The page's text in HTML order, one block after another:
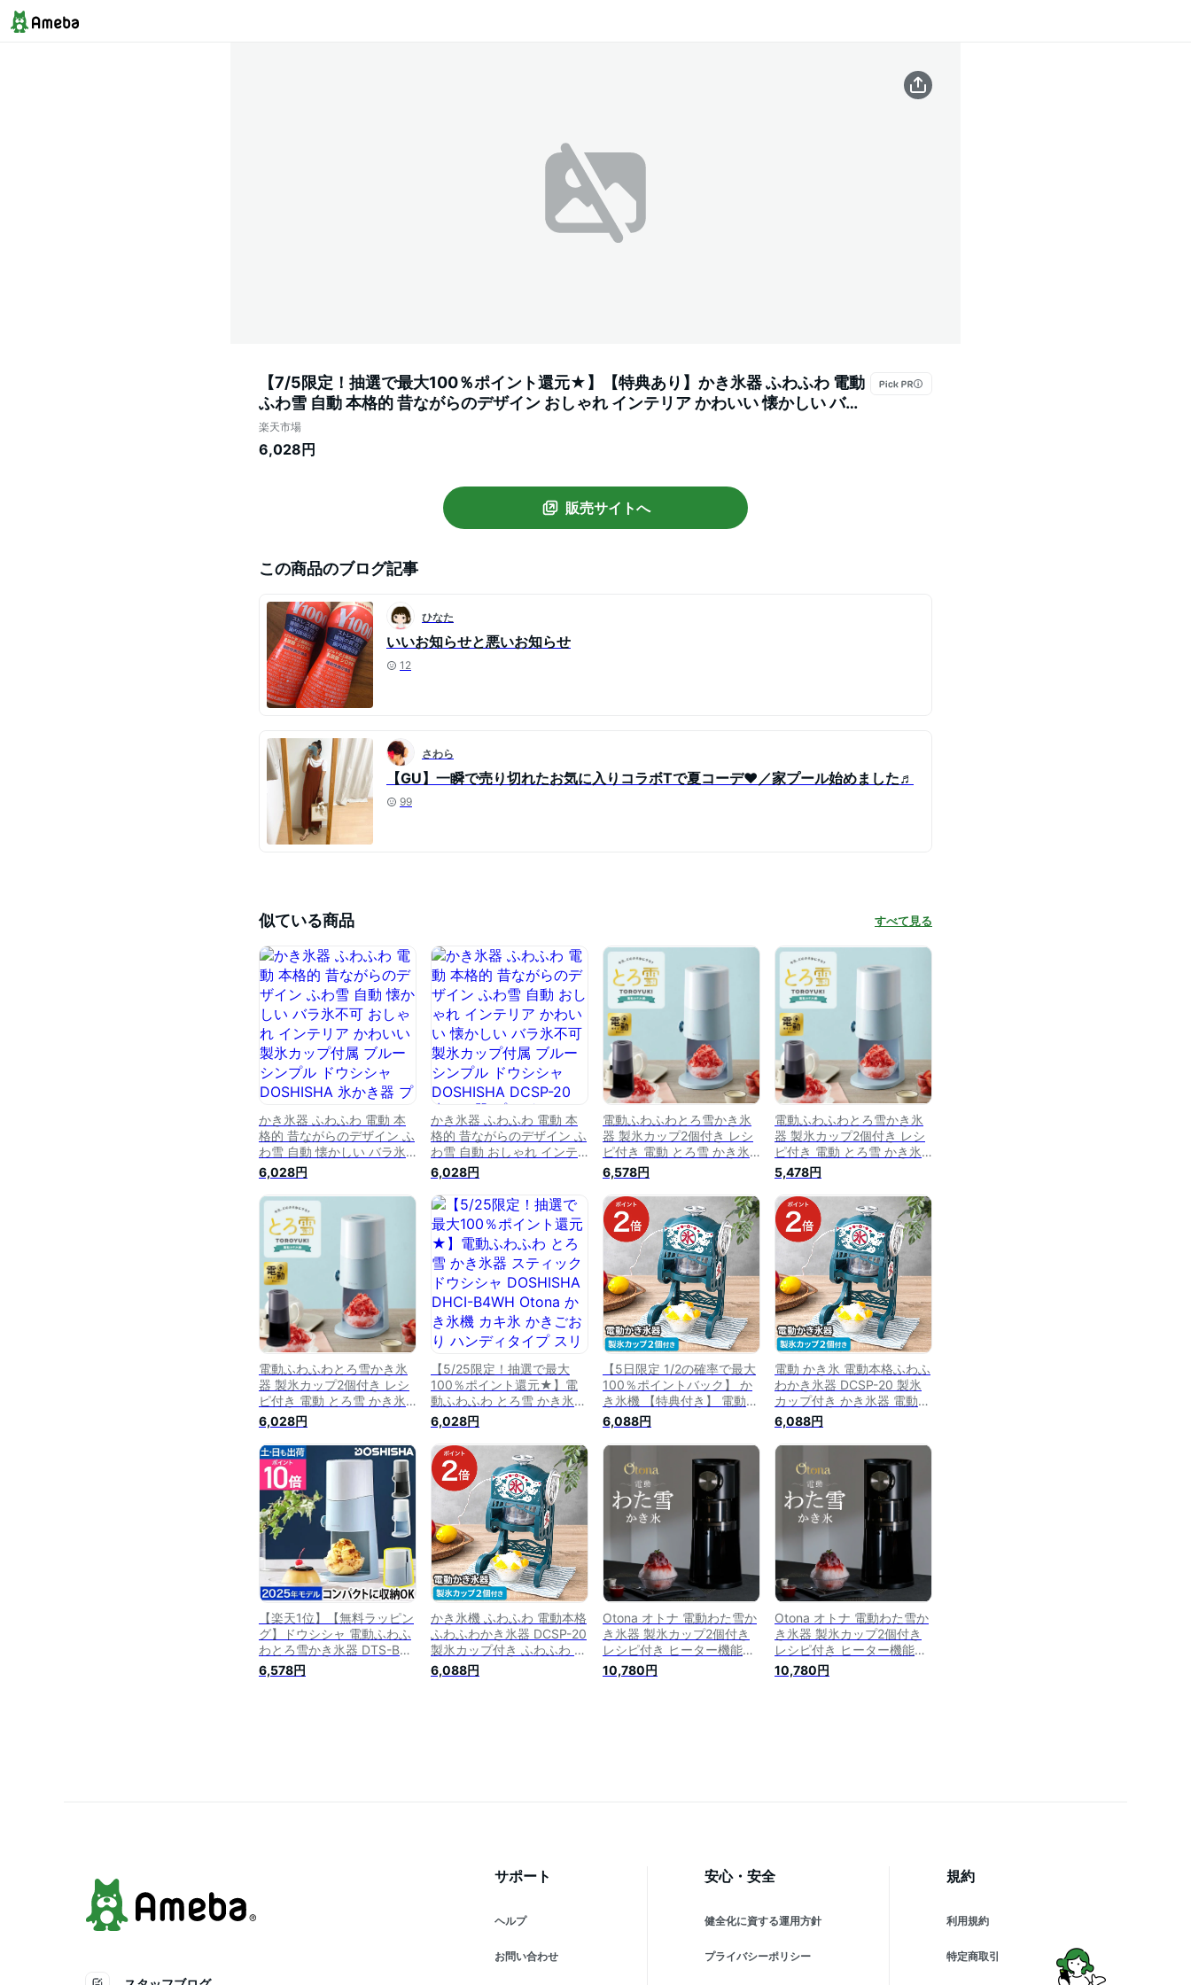
【7/5限定！抽選で最大100％ポイント還元★】【特典あり】かき氷器 ふわふわ 電動
ふわ雪 自動 本格的 昔ながらのデザイン おしゃれ インテリア かわいい 懐かしい バラ
氷不可 製氷カップ付属 ブルー シンプル ドウシシャ DOSHISHA 氷かき器 プレゼント
おうちじかん 自宅 ス
楽天市場
6,028円
販売サイトへ
この商品のブログ記事
ひなた
いいお知らせと悪いお知らせ
12
さわら
【GU】一瞬で売り切れたお気に入りコラボTで夏コーデ❤︎／家プール始めました♬
99
似ている商品 すべて見る
かき氷器 ふわふわ 電動 本
格的 昔ながらのデザイン ふ
わ雪 自動 懐かしい バラ氷
不可 おしゃれ インテリア
かわいい 製氷カップ付属 ブ
ルー シンプル ドウシシャ
DOSHISHA 氷かき器 プレゼ
ント おうちじかん 自宅 ス
イーツ お菓子作りデザート
子供と一緒 夏休み
6,028円
かき氷器 ふわふわ 電動 本
格的 昔ながらのデザイン ふ
わ雪 自動 おしゃれ インテ
リア かわいい 懐かしい バ
ラ氷不可 製氷カップ付属 ブ
ルー シンプル ドウシシャ
DOSHISHA DCSP-20 氷か
き器 プレゼント おうちじか
ん 自宅 スイーツ お菓子作
りデザート 子供と一緒 夏休
み
6,028円
電動ふわふわとろ雪かき氷
器 製氷カップ2個付き レシ
ピ付き 電動 とろ雪 かき氷
器 かき氷機 氷かき器 ブラ
ック ブルー DTS-B5 ドウシ
シャ DOSHISHA【送料無
料】
6,578円
電動ふわふわとろ雪かき氷
器 製氷カップ2個付き レシ
ピ付き 電動 とろ雪 かき氷
器 かき氷機 氷かき器 ブラ
ック ブルー DTS-B5 ドウシ
シャ DOSHISHA【送料無
料】
5,478円
電動ふわふわとろ雪かき氷
器 製氷カップ2個付き レシ
ピ付き 電動 とろ雪 かき氷
器 かき氷機 氷かき器 ブラ
ック ブルー DTS-B5 ドウシ
シャ DOSHISHA【送料無
料】【レビュー報告でアイ
ススプーン】
6,028円
【5/25限定！抽選で最大
100％ポイント還元★】電
動ふわふわ とろ雪 かき氷器
スティック ドウシシャ
DOSHISHA DHCI-B4WH
Otona かき氷機 カキ氷 かき
ごおり ハンディタイプ スリ
ム 専用製氷カップ付き 電動
自動 シャリシャリ フワフワ
氷調節可能 スリム コンパク
ト 台湾か
6,028円
【5日限定 1/2の確率で最大
100％ポイントバック】 か
き氷機 【特典付き】 電動本
格ふわふわかき氷器 DCSP-
20 製氷カップ付き ふわふ
わ かき氷器 電動 細かい 家
庭用削り 氷かき器 ドウシシ
ャ 家庭用 雪 氷削り ふわふ
わ おやつ シャーベット お
しゃれ
6,088円
電動 かき氷 電動本格ふわふ
わかき氷器 DCSP-20 製氷
カップ付き かき氷器 電動
かき氷 細かい ふわふわ お
しゃれ 氷かき器 ドウシシャ
家庭用 雪 氷削り ドウシシ
ャ ふわふわ おやつ 家庭用
削り シャーベット
6,088円
【楽天1位】【無料ラッピン
グ】ドウシシャ 電動ふわふ
わとろ雪かき氷器 DTS-B5
かき氷機 自動 製氷カップ付
き バラ氷 レシピ付き ふわ
6,578円
かき氷機 ふわふわ 電動本格
ふわふわかき氷器 DCSP-20
製氷カップ付き ふわふわ か
き氷器 電動 細かい 氷かき
器 ドウシシャ 家庭用 おし
6,088円
Otona オトナ 電動わた雪か
き氷器 製氷カップ2個付き
レシピ付き ヒーター機能搭
載 電動 わた雪 かき氷器 か
き氷機 氷かき器 DSHH-20
10,780円
Otona オトナ 電動わた雪か
き氷器 製氷カップ2個付き
レシピ付き ヒーター機能搭
載 電動 わた雪 かき氷器 か
き氷機 氷かき器 DSHH-20
10,780円
サポート
ヘルプ
お問い合わせ
安心・安全
健全化に資する運用方針
プライバシーポリシー
規約
利用規約
特定商取引